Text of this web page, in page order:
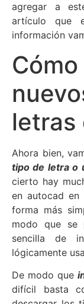
agregar a
artículo que
información
letras
Ahora bien,
tipo de letra o
cierto hay
en autocad en
forma más
modo que se
sencilla de
lógicamente
De modo que
difícil basta